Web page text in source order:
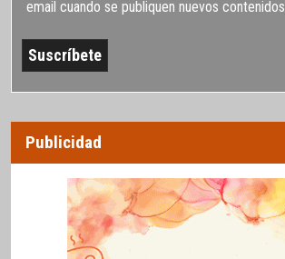
email cuando se publiquen nuevos contenidos
Publicidad